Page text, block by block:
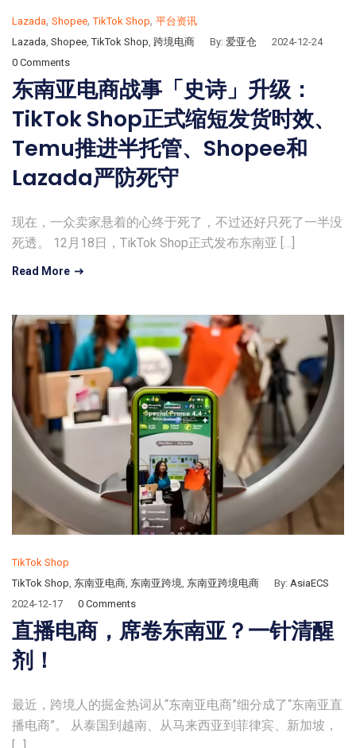
Lazada, Shopee,TikTok Shop, 平台资讯
Lazada Shopee ,TikTok Shop 跨境电商 By: 爱亚仓
2024-12-24
0 Comments
东南亚电商战事「史诗」升级：
TikTok Shop正式缩短发货时效、
Temu推进半托管、Shopee和
Lazada严防死守
现在，一众卖家悬着的心终于死了，不过还好只死了一半没
死透。 12月18日，TikTok Shop正式发布东南亚 […]
Read More
TikTok Shop
TikTok Shop 东南亚电商 东南亚跨境 东南亚跨境电商 By: AsiaECS
2024-12-17
0 Comments
直播电商，席卷东南亚？一针清醒
剂！
最近，跨境人的掘金热词从“东南亚电商”细分成了“东南亚直
播电商”。 从泰国到越南、从马来西亚到菲律宾、新加坡，